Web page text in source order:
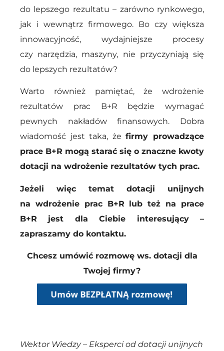
do lepszego rezultatu – zarówno rynkowego,
jak i wewnątrz firmowego. Bo czy większa
innowacyjność, wydajniejsze procesy
czy narzędzia, maszyny, nie przyczyniają się
do lepszych rezultatów?
Warto również pamiętać, że wdrożenie
rezultatów prac B+R będzie wymagać
pewnych nakładów finansowych. Dobra
wiadomość jest taka, żefirmy prowadzące
prace B+R mogą starać się o znaczne kwoty
dotacji na wdrożenie rezultatów tych prac.
Jeżeli więc temat dotacji unijnych
na wdrożenie prac B+R lub też na prace
B+R jest dla Ciebie interesujący –
zapraszamy do kontaktu.
Chcesz umówić rozmowę ws. dotacji dla
Twojej firmy?
Wektor Wiedzy – Eksperci od dotacji unijnych